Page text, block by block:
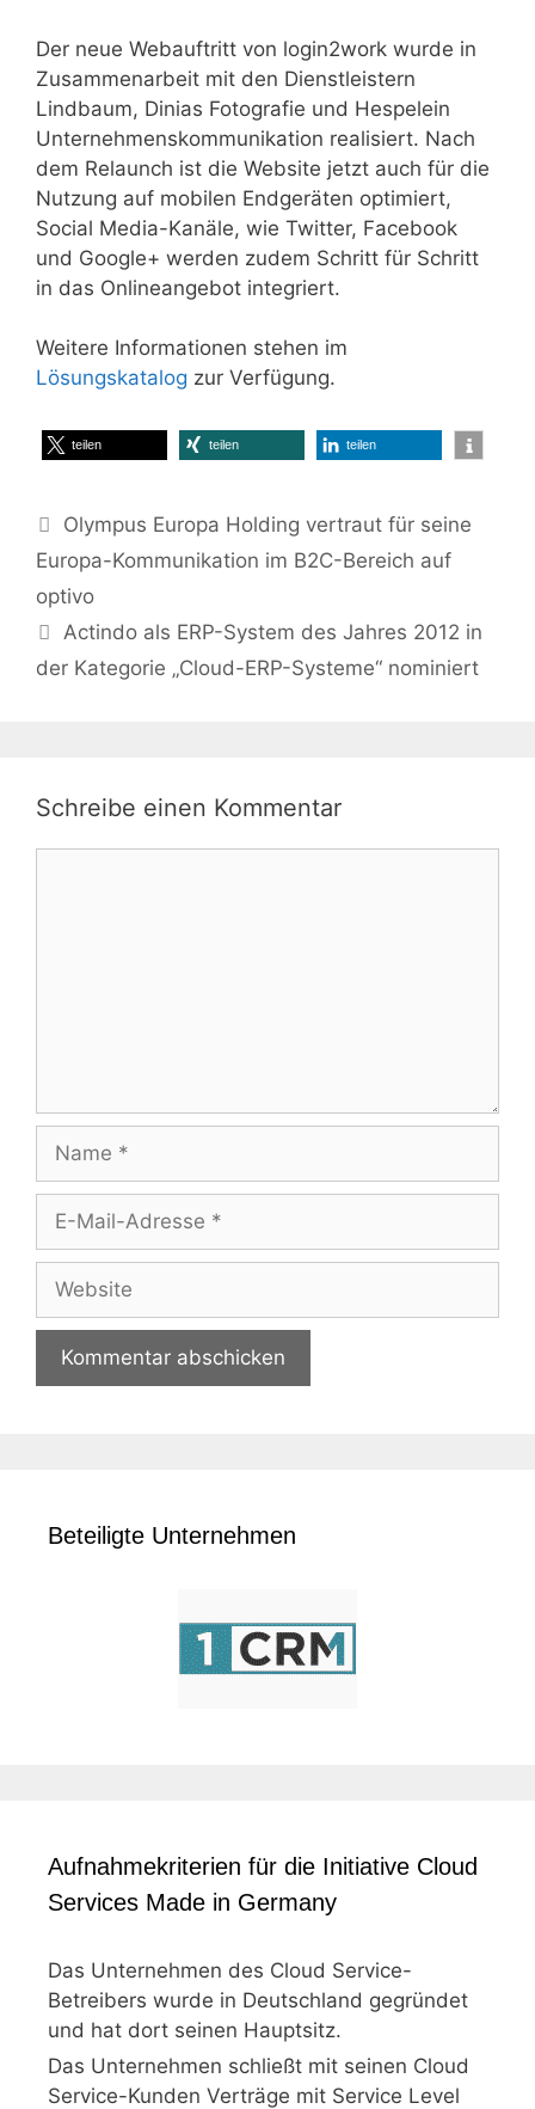
Der neue Webauftritt von login2work wurde in
Zusammenarbeit mit den Dienstleistern
Lindbaum, Dinias Fotografie und Hespelein
Unternehmenskommunikation realisiert. Nach
dem Relaunch ist die Website jetzt auch für die
Nutzung auf mobilen Endgeräten optimiert,
Social Media-Kanäle, wie Twitter, Facebook
und Google+ werden zudem Schritt für Schritt
in das Onlineangebot integriert.
Weitere Informationen stehen im
Lösungskatalog zur Verfügung.
teilen teilen teilen
Olympus Europa Holding vertraut für seine
Europa-Kommunikation im B2C-Bereich auf
optivo
Actindo als ERP-System des Jahres 2012 in
der Kategorie „Cloud-ERP-Systeme“ nominiert
Schreibe einen Kommentar
Mail-
Adresse
Beteiligte Unternehmen
Aufnahmekriterien für die Initiative Cloud
Services Made in Germany
Das Unternehmen des Cloud Service-
Betreibers wurde in Deutschland gegründet
und hat dort seinen Hauptsitz.
Das Unternehmen schließt mit seinen Cloud
Service-Kunden Verträge mit Service Level